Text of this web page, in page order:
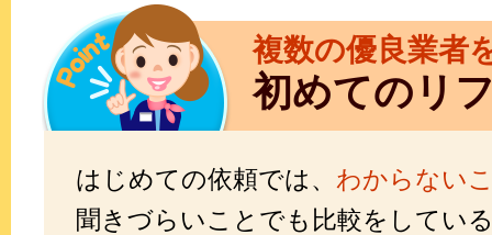
複数の優良業者
初めてのリ
はじめての依頼では、 わからない
聞きづらいことでも比較をしてい